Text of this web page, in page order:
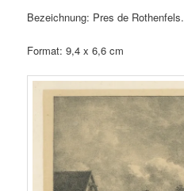
Bezeichnung: Pres de Rothenfels.
Format: 9,4 x 6,6 cm